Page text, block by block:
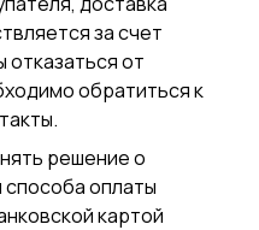
за счет
отказаться от
обратиться к
решение о
оплаты
картой